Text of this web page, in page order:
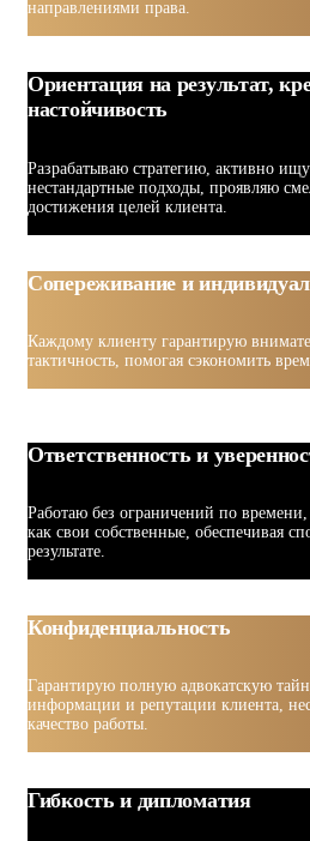
направлениями права.
Ориентация на результат,
настойчивость
Разрабатываю стратегию, активно
нестандартные подходы, проявляю
достижения целей клиента.
Сопереживание и
Каждому клиенту гарантирую
тактичность, помогая сэкономить
Ответственность и
Работаю без ограничений по
как свои собственные, обеспечивая
результате.
Конфиденциальность
Гарантирую полную адвокатскую
информации и репутации клиента,
качество работы.
Гибкость и дипломатия